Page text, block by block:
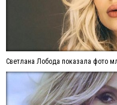
Светлана Лобода показала фото